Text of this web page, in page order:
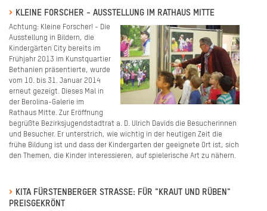
KLEINE FORSCHER - AUSSTELLUNG IM RATHAUS MITTE
Achtung: Kleine Forscher! - Die
Ausstellung in Bildern, die
Kindergärten City bereits im
Frühjahr 2013 im Kunstquartier
Bethanien präsentierte, wurde
vom 10. bis 31. Januar 2014
erneut gezeigt. Dieses Mal in
der Berolina-Galerie im
Rathaus Mitte. Zur Eröffnung
begrüßte Bezirksjugendstadtrat a. D. Ulrich Davids die Besucherinnen
und Besucher. Er unterstrich, wie wichtig in der heutigen Zeit die
frühe Bildung ist und dass der Kindergarten der geeignete Ort ist, sich
den Themen, die Kinder interessieren, auf spielerische Art zu nähern.
KITA FÜRSTENBERGER STRASSE: FÜR "KRAUT UND RÜBEN" P
REISGEKRÖNT